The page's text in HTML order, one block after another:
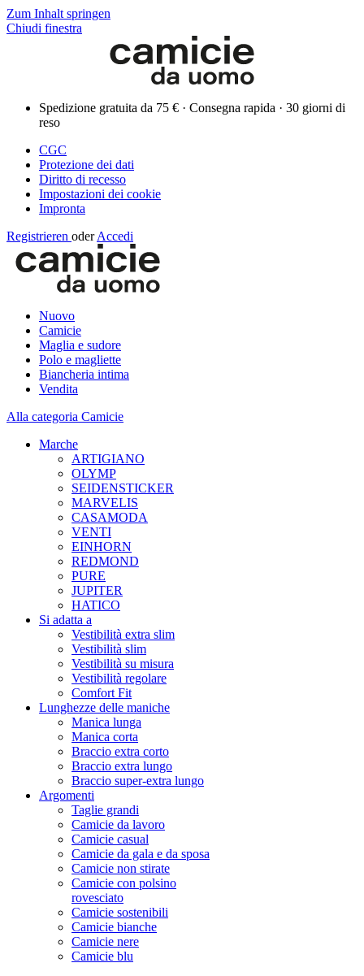
Zum Inhalt springen
Chiudi finestra
Spedizione gratuita da 75 € · Consegna rapida · 30 giorni di
reso
CGC
Protezione dei dati
Diritto di recesso
Impostazioni dei cookie
Impronta
Registrieren oder Accedi
Nuovo
Camicie
Maglia e sudore
Polo e magliette
Biancheria intima
Vendita
Alla categoria Camicie
Marche
ARTIGIANO
OLYMP
SEIDENSTICKER
MARVELIS
CASAMODA
VENTI
EINHORN
REDMOND
PURE
JUPITER
HATICO
Si adatta a
Vestibilità extra slim
Vestibilità slim
Vestibilità su misura
Vestibilità regolare
Comfort Fit
Lunghezze delle maniche
Manica lunga
Manica corta
Braccio extra corto
Braccio extra lungo
Braccio super-extra lungo
Argomenti
Taglie grandi
Camicie da lavoro
Camicie casual
Camicie da gala e da sposa
Camicie non stirate
Camicie con polsino
rovesciato
Camicie sostenibili
Camicie bianche
Camicie nere
Camicie blu